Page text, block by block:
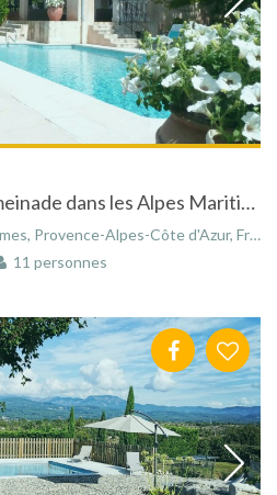
Villa "Sophalion" à Peymeinade dans les Alpes Maritimes avec piscine et vue panoramique
Provence-Alpes-Côte d'Azur, France
11 personnes